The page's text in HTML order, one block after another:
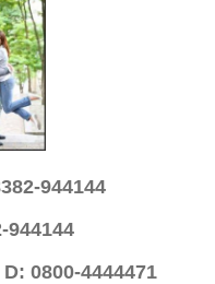
944144
0800-4444471